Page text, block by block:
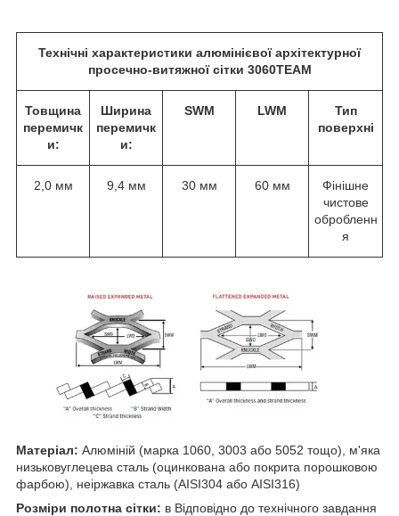
Технічні характеристики алюмінієвої архітектурної
просечно-витяжної сітки 3060TEAM
Товщина
перемичк
и:
Ширина
перемичк
и:
SWM LWM
Тип
поверхні
2,0 мм 9,4 мм 30 мм 60 мм
Фінішне
чистове
обробленн
я
Матеріал: Алюміній (марка 1060, 3003 або 5052 тощо), м'яка
низьковуглецева сталь (оцинкована або покрита порошковою
фарбою), неіржавка сталь (AISI304 або AISI316)
Розміри полотна сітки: в Відповідно до технічного завдання